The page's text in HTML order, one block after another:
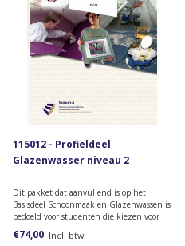
115012 - Profieldeel
Glazenwasser niveau 2
Dit pakket dat aanvullend is op het
Basisdeel Schoonmaak en Glazenwassen is
bedoeld voor studenten die kiezen voor
€74,00 Incl. btw